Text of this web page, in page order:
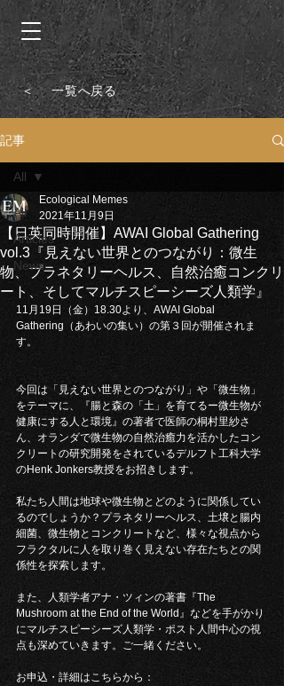
＜ 一覧へ戻る
記事
All
Articles
News
All
【日英同時開催】AWAI Global Gathering
vol.3『見えない世界とのつながり：微生
物、プラネタリーヘルス、自然治癒コンクリ
ート、そしてマルチスピーシーズ人類学』
Ecological Memes
2021年11月9日
11月19日（金）18.30より、AWAI Global
Gathering（あわいの集い）の第３回が開催されま
す。
今回は「見えない世界とのつながり」や「微生物」
をテーマに、『腸と森の「土」を育てるー微生物が
健康にする人と環境』の著者で医師の桐村里紗さ
ん、オランダで微生物の自然治癒力を活かしたコン
クリートの研究開発をされているデルフト工科大学
のHenk Jonkers教授をお招きします。
私たち人間は地球や微生物とどのように関係してい
るのでしょうか？プラネタリーヘルス、土壌と腸内
細菌、微生物とコンクリートなど、様々な視点から
フラクタルに人を取り巻く見えない存在たちとの関
係性を探索します。
また、人類学者アナ・ツィンの著書『The
Mushroom at the End of the World』などを手がかり
にマルチスピーシーズ人類学・ポスト人間中心の視
点も深めていきます。ご一緒ください。
お申込・詳細はこちらから：